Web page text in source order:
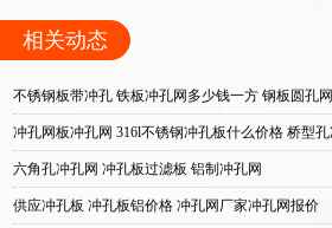
相关动态
不锈钢板带冲孔 铁板冲孔网多少钱一方 钢板圆孔网
六角孔冲孔网 冲孔板过滤板 铝制冲孔网
供应冲孔板 冲孔板铝价格 冲孔网厂家冲孔网报价